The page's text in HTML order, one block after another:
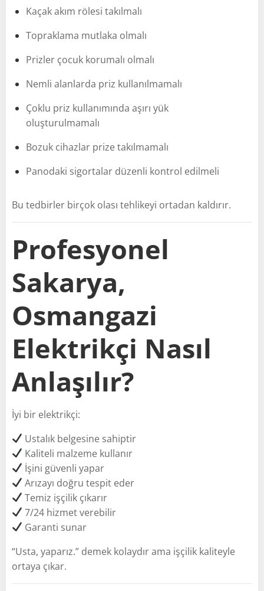
Kaçak akım rölesi takılmalı
Topraklama mutlaka olmalı
Prizler çocuk korumalı olmalı
Nemli alanlarda priz kullanılmamalı
Çoklu priz kullanımında aşırı yük
oluşturulmamalı
Bozuk cihazlar prize takılmamalı
Panodaki sigortalar düzenli kontrol edilmeli
Bu tedbirler birçok olası tehlikeyi ortadan kaldırır.
Profesyonel
Sakarya,
Osmangazi
Elektrikçi Nasıl
Anlaşılır?
İyi bir elektrikçi:
Ustalık belgesine sahiptir
Kaliteli malzeme kullanır
İşini güvenli yapar
Arızayı doğru tespit eder
Temiz işçilik çıkarır
7/24 hizmet verebilir
Garanti sunar
“Usta, yaparız.” demek kolaydır ama işçilik kaliteyle
ortaya çıkar.